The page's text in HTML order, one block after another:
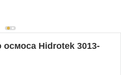
Hidrotek 3013-